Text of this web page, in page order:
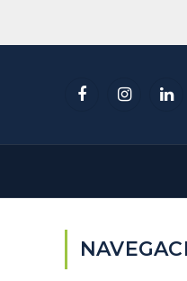
FacebookInstagram